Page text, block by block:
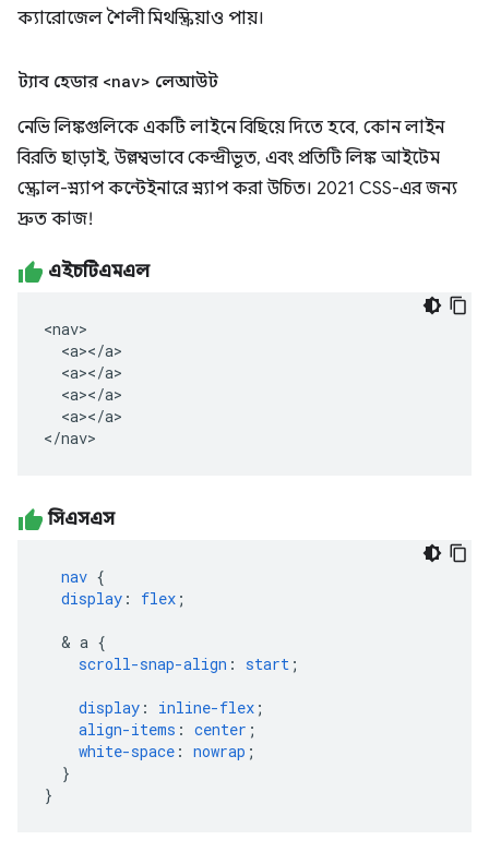
ক্যারোজেল শৈলী মিথস্ক্রিয়াও পায়।
ট্যাব হেডার <nav> লেআউট
নেভি লিঙ্কগুলিকে একটি লাইনে বিছিয়ে দিতে হবে, কোন লাইন
বিরতি ছাড়াই, উল্লম্বভাবে কেন্দ্রীভূত, এবং প্রতিটি লিঙ্ক আইটেম
স্ক্রোল-স্ন্যাপ কন্টেইনারে স্ন্যাপ করা উচিত। 2021 CSS-এর জন্য
দ্রুত কাজ!
এইচটিএমএল
<nav>
  <a></a>
  <a></a>
  <a></a>
  <a></a>
</nav>
সিএসএস
nav {
display : flex ;
& a {
scroll-snap-align : start ;
display : inline-flex ;
align-items : center ;
white-space : nowrap ;
}
}